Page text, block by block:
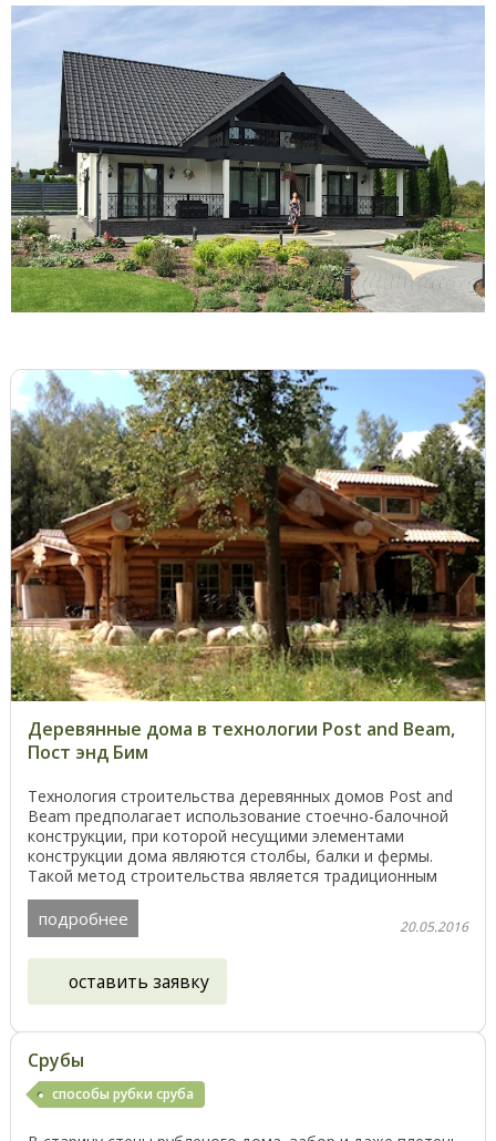
Деревянные дома в технологии Post and Beam,
Пост энд Бим
Технология строительства деревянных домов Post and
Beam предполагает использование стоечно-балочной
конструкции, при которой несущими элементами
конструкции дома являются столбы, балки и фермы.
Такой метод строительства является традиционным
для ...
подробнее 20.05.2016
оставить заявку
Срубы
способы рубки сруба